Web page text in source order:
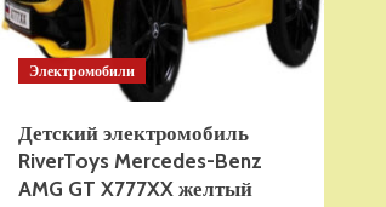
Электромобили
Детский электромобиль
RiverToys Mercedes-Benz
AMG GT X777XX желтый